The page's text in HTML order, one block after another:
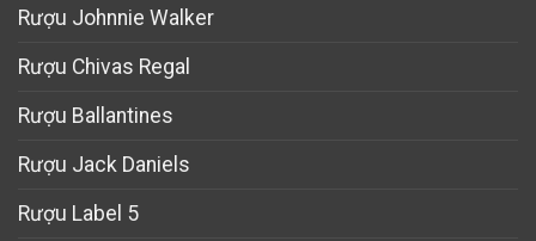
Rượu Johnnie Walker
Rượu Chivas Regal
Rượu Ballantines
Rượu Jack Daniels
Rượu Label 5